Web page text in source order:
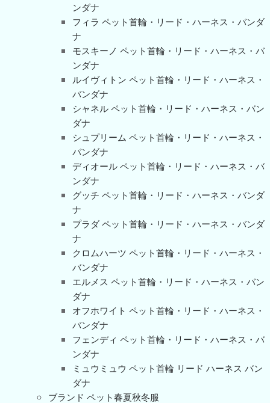
ンダナ
フィラ ペット首輪・リード・ハーネス・バンダ
ナ
モスキーノ ペット首輪・リード・ハーネス・バ
ンダナ
ルイヴィトン ペット首輪・リード・ハーネス・
バンダナ
シャネル ペット首輪・リード・ハーネス・バン
ダナ
シュプリーム ペット首輪・リード・ハーネス・
バンダナ
ディオール ペット首輪・リード・ハーネス・バ
ンダナ
グッチ ペット首輪・リード・ハーネス・バンダ
ナ
プラダ ペット首輪・リード・ハーネス・バンダ
ナ
クロムハーツ ペット首輪・リード・ハーネス・
バンダナ
エルメス ペット首輪・リード・ハーネス・バン
ダナ
オフホワイト ペット首輪・リード・ハーネス・
バンダナ
フェンディ ペット首輪・リード・ハーネス・バ
ンダナ
ミュウミュウ ペット首輪 リード ハーネス バン
ダナ
ブランド ペット春夏秋冬服